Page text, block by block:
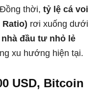
thời, tỷ lệ cá voi
Ratio) rơi xuống dưới
nhà đầu tư nhỏ lẻ
xu hướng hiện tại.
USD, Bitcoin